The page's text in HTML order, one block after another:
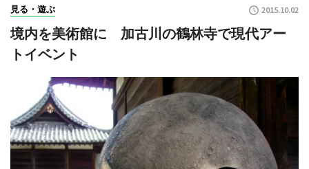
見る・遊ぶ 2015.10.02
境内を美術館に 加古川の鶴林寺で現代アー
トイベント